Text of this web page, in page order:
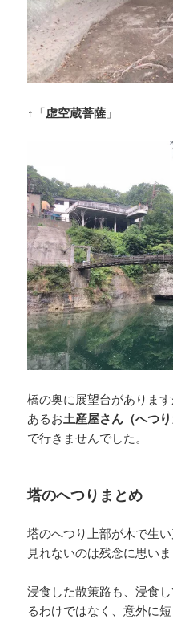
↑「虚空蔵菩薩 」
橋の奥に展望台がありま
あるお土産屋さん（へつ
で行きませんでした。
塔のへつりまとめ
塔のへつり上部が木で生
見れないのは残念に思いま
浸食した散策路も、浸食
るわけではなく、意外に短